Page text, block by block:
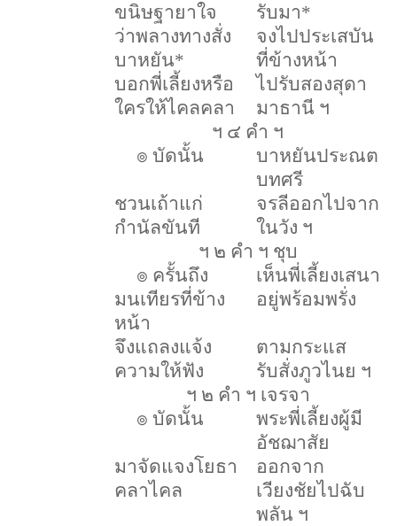
ขนิษฐายาใจ
รับมา*
ว่าพลางทางสั่ง
บาหยัน*
จงไปประเสบัน
ที่ข้างหน้า
บอกพี่เลี้ยงหรือ
ใครให้ไคลคลา
ไปรับสองสุดา
มาธานี ฯ
ฯ ๔ คำ ฯ
๏ บัดนั้น
บาหยันประณต
บทศรี
ชวนเถ้าแก่
กำนัลขันที
จรลีออกไปจาก
ในวัง ฯ
ฯ ๒ คำ ฯ ชุบ
๏ ครั้นถึง
มนเทียรที่ข้าง
หน้า
เห็นพี่เลี้ยงเสนา
อยู่พร้อมพรั่ง
จึงแถลงแจ้ง
ความให้ฟัง
ตามกระแส
รับสั่งภูวไนย ฯ
ฯ ๒ คำ ฯ เจรจา
๏ บัดนั้น
พระพี่เลี้ยงผู้มี
อัชฌาสัย
มาจัดแจงโยธา
คลาไคล
ออกจาก
เวียงชัยไปฉับ
พลัน ฯ